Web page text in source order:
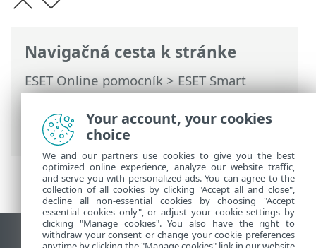
Navigačná cesta k stránke
ESET Online pomocník>ESET Smart
Security Premium>Práca s programom
ESET Smart Security Premium>Nástroje
> Vybrať vzorku na analýzu
Zobraziť stránku ako na počítači
Your account, your cookies
choice
We and our partners use cookies to give you the best
optimized online experience, analyze our website traffic,
and serve you with personalized ads. You can agree to the
collection of all cookies by clicking "Accept all and close",
decline all non-essential cookies by choosing "Accept
essential cookies only", or adjust your cookie settings by
clicking "Manage cookies". You also have the right to
withdraw your consent or change your cookie preferences